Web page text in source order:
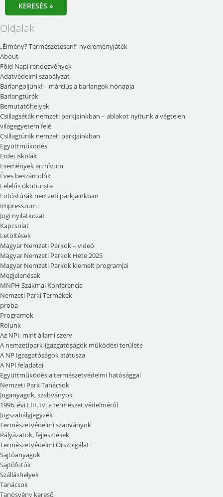
KERESÉS »
Oldalak
„Élmény? Természetesen!” nyereményjáték
About
Föld Napi rendezvények
Adatvédelmi szabályzat
Barlangoljunk! – március a barlangok hónapja
Barlangtúrák
Bemutatóhelyek
Csillagséták nemzeti parkjainkban – ablakot nyitunk a végtelen
világegyetem felé
Csillagtúrák nemzeti parkjainkban
Együttműködés
Erdei iskolák
Események archívum
Éves beszámolók
Felelős ökoturista
Fotóstúrák nemzeti parkjainkban
Impresszum
Jogi nyilatkozat
Kapcsolat
Letöltések
Magyar Nemzeti Parkok – videó
Magyar Nemzeti Parkok Hete 2025
Magyar Nemzeti Parkok kiemelt programjai
Megjelenések
MNPH Szakmai Konferencia
Nemzeti Parki Termékek
proba
Programok
Rólunk
Az NPI, mint állami szerv
A nemzetipark-igazgatóságok működési területe
A NP Igazgatóságok státusza
A NPI feladatai
Együttműködés a természetvédelmi hatósággal
Nemzeti Park Tanácsok
Joganyagok, szabványok
1996. évi LIII. tv. a természet védelméről
Jogszabályjegyzék
Természetvédelmi szabványok
Pályázatok, fejlesztések
Természetvédelmi Őrszolgálat
Sajtóanyagok
Sajtófotók
Szálláshelyek
Tanácsok
Tanösvény kereső